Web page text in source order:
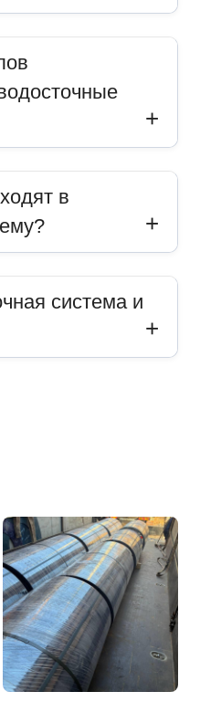
в
система и